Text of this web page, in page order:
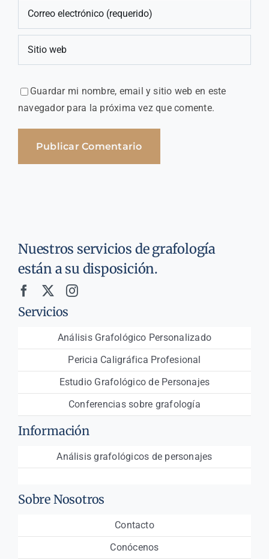
Guardar mi nombre, email y sitio web en este
navegador para la próxima vez que comente.
Nuestros servicios de grafología
están a su disposición.
Servicios
Análisis Grafológico Personalizado
Pericia Caligráfica Profesional
Estudio Grafológico de Personajes
Conferencias sobre grafología
Información
Análisis grafológicos de personajes
Sobre Nosotros
Contacto
Conócenos